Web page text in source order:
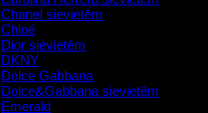
Chanel sievietēm
Chloé
Dior sievietēm
DKNY
Dolce Gabbana
Dolce&Gabbana sievietēm
Emerald